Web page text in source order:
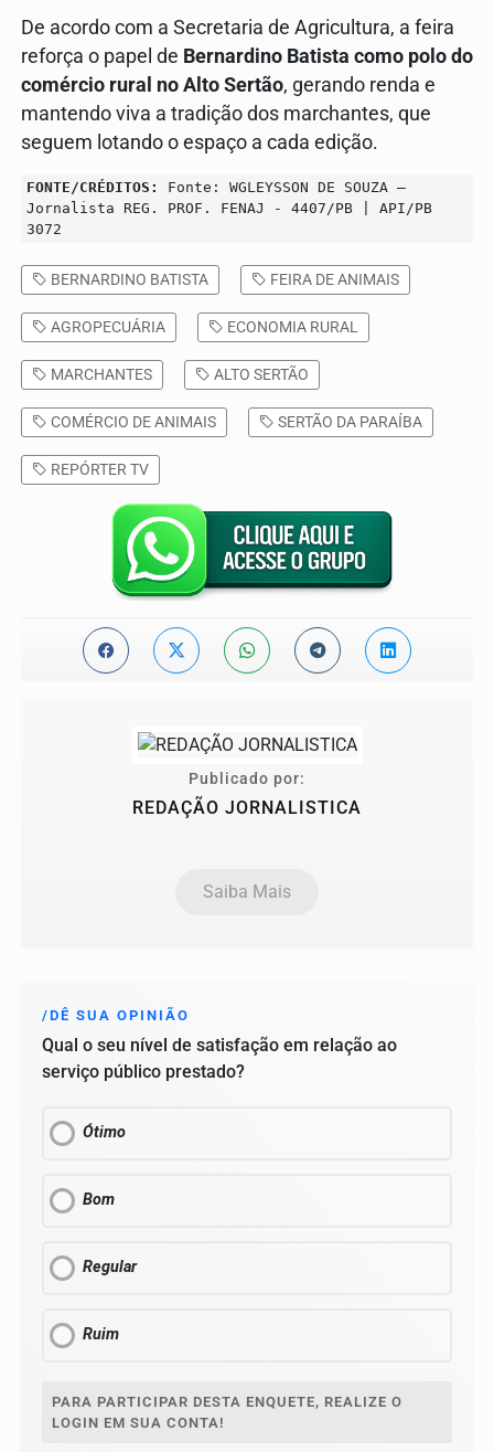
De acordo com a Secretaria de Agricultura, a feira
reforça o papel de Bernardino Batista como polo do
comércio rural no Alto Sertão, gerando renda e
mantendo viva a tradição dos marchantes, que
seguem lotando o espaço a cada edição.
FONTE/CRÉDITOS:
Fonte: WGLEYSSON DE SOUZA –
Jornalista REG. PROF. FENAJ - 4407/PB | API/PB
3072
BERNARDINO BATISTA FEIRA DE ANIMAIS
AGROPECUÁRIA ECONOMIA RURAL
MARCHANTES ALTO SERTÃO
COMÉRCIO DE ANIMAIS SERTÃO DA PARAÍBA
REPÓRTER TV
Publicado por:
REDAÇÃO JORNALISTICA
Saiba Mais
/DÊ SUA OPINIÃO
Qual o seu nível de satisfação em relação ao
serviço público prestado?
Ótimo
Bom
Regular
Ruim
PARA PARTICIPAR DESTA ENQUETE, REALIZE O
LOGIN EM SUA CONTA!